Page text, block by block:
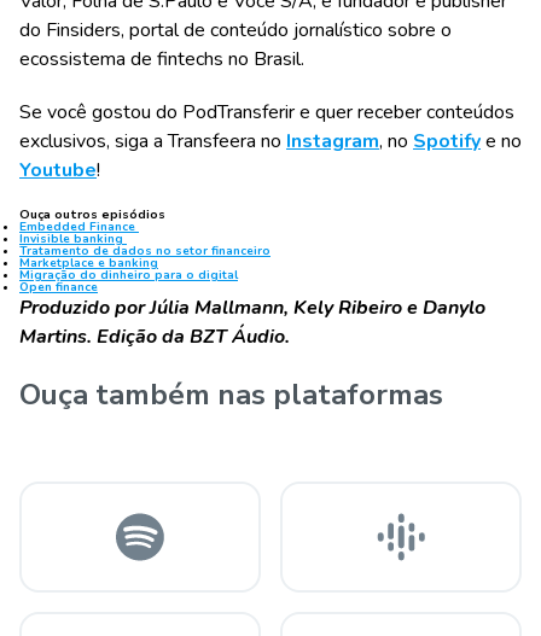
do Finsiders, portal de conteúdo jornalístico sobre o
ecossistema de fintechs no Brasil.
Se você gostou do PodTransferir e quer receber conteúdos
exclusivos, siga a Transfeera no Instagram, no Spotifye no
Youtube!
Ouça outros episódios
Embedded Finance
Invisible banking
Tratamento de dados no setor financeiro
Marketplace e banking
Migração do dinheiro para o digital
Open finance
Produzido por Júlia Mallmann, Kely Ribeiro e Danylo
Martins. Edição da BZT Áudio.
Ouça também nas plataformas